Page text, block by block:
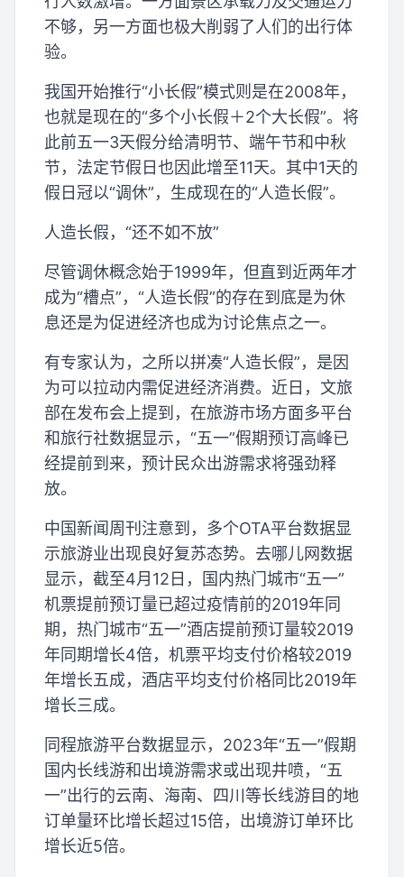
不够，另一方面也极大削弱了人们的出行体
验。
我国开始推行“小长假”模式则是在2008年，
也就是现在的“多个小长假＋2个大长假”。将
此前五一3天假分给清明节、端午节和中秋
节，法定节假日也因此增至11天。其中1天的
假日冠以“调休”，生成现在的“人造长假”。
人造长假，“还不如不放”
尽管调休概念始于1999年，但直到近两年才
成为“槽点”，“人造长假”的存在到底是为休
息还是为促进经济也成为讨论焦点之一。
有专家认为，之所以拼凑“人造长假”，是因
为可以拉动内需促进经济消费。近日，文旅
部在发布会上提到，在旅游市场方面多平台
和旅行社数据显示，“五一”假期预订高峰已
经提前到来，预计民众出游需求将强劲释
放。
中国新闻周刊注意到，多个OTA平台数据显
示旅游业出现良好复苏态势。去哪儿网数据
显示，截至4月12日，国内热门城市“五一”
机票提前预订量已超过疫情前的2019年同
期，热门城市“五一”酒店提前预订量较2019
年同期增长4倍，机票平均支付价格较2019
年增长五成，酒店平均支付价格同比2019年
增长三成。
同程旅游平台数据显示，2023年“五一”假期
国内长线游和出境游需求或出现井喷，“五
一”出行的云南、海南、四川等长线游目的地
订单量环比增长超过15倍，出境游订单环比
增长近5倍。